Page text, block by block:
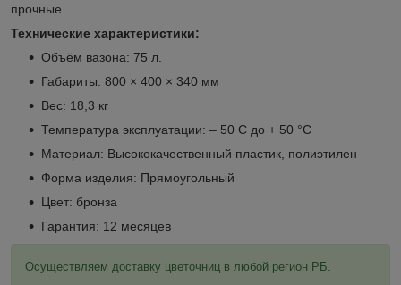
прочные.
Технические характеристики:
Объём вазона: 75 л.
Габариты: 800 × 400 × 340 мм
Вес: 18,3 кг
Температура эксплуатации: – 50 С до + 50 °С
Материал: Высококачественный пластик, полиэтилен
Форма изделия: Прямоугольный
Цвет: бронза
Гарантия: 12 месяцев
Осуществляем доставку цветочниц в любой регион РБ.